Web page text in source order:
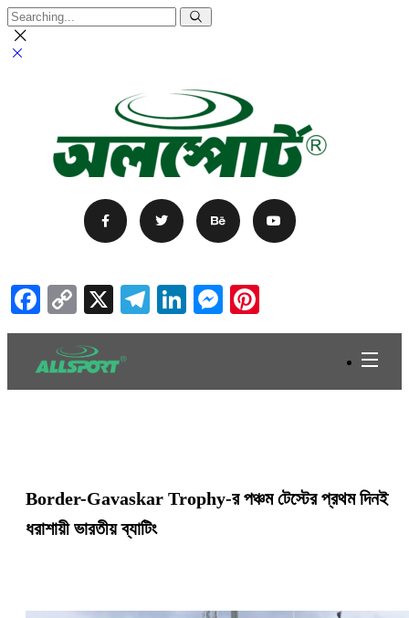
Facebook
Copy
Link
X Telegram
LinkedIn
Messenger
Border-Gavaskar Trophy-র পঞ্চম টেস্টের প্রথম দিনই
ধরাশায়ী ভারতীয় ব্যাটিং